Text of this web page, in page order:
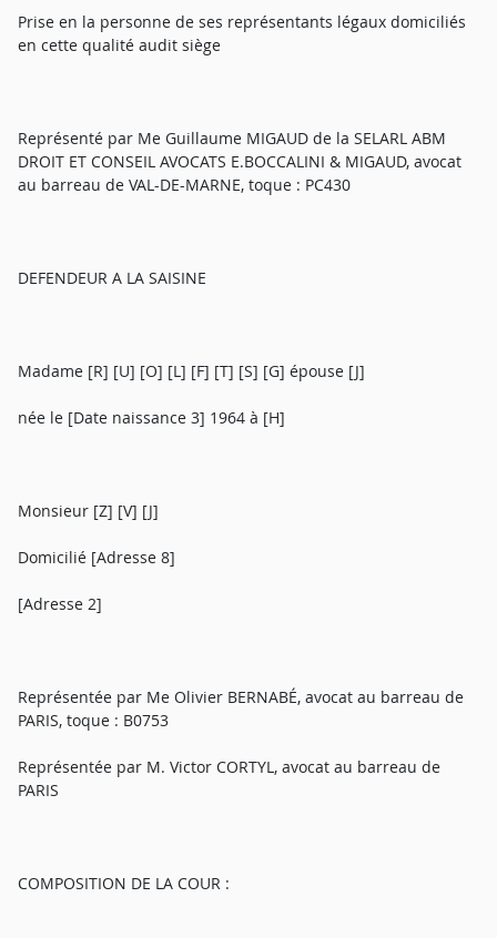
Prise en la personne de ses représentants légaux domiciliés
en cette qualité audit siège
Représenté par Me Guillaume MIGAUD de la SELARL ABM
DROIT ET CONSEIL AVOCATS E.BOCCALINI & MIGAUD, avocat
au barreau de VAL-DE-MARNE, toque : PC430
DEFENDEUR A LA SAISINE
Madame [R] [U] [O] [L] [F] [T] [S] [G] épouse [J]
née le [Date naissance 3] 1964 à [H]
Monsieur [Z] [V] [J]
Domicilié [Adresse 8]
[Adresse 2]
Représentée par Me Olivier BERNABÉ, avocat au barreau de
PARIS, toque : B0753
Représentée par M. Victor CORTYL, avocat au barreau de
PARIS
COMPOSITION DE LA COUR :